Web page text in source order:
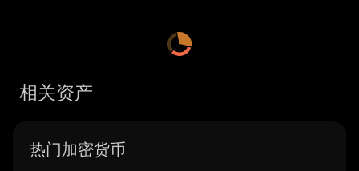
相关资产
热门加密货币